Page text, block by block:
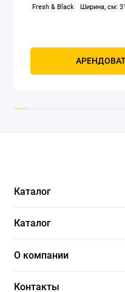
Fresh & Black
Ширина, см:
Каталог
Каталог
О компании
Контакты